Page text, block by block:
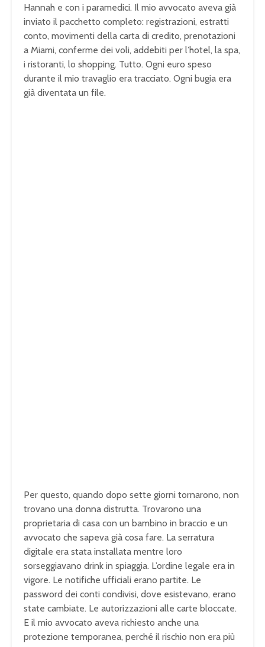
Hannah e con i paramedici. Il mio avvocato aveva già
inviato il pacchetto completo: registrazioni, estratti
conto, movimenti della carta di credito, prenotazioni
a Miami, conferme dei voli, addebiti per l’hotel, la spa,
i ristoranti, lo shopping. Tutto. Ogni euro speso
durante il mio travaglio era tracciato. Ogni bugia era
già diventata un file.
Per questo, quando dopo sette giorni tornarono, non
trovano una donna distrutta. Trovarono una
proprietaria di casa con un bambino in braccio e un
avvocato che sapeva già cosa fare. La serratura
digitale era stata installata mentre loro
sorseggiavano drink in spiaggia. L’ordine legale era in
vigore. Le notifiche ufficiali erano partite. Le
password dei conti condivisi, dove esistevano, erano
state cambiate. Le autorizzazioni alle carte bloccate.
E il mio avvocato aveva richiesto anche una
protezione temporanea, perché il rischio non era più